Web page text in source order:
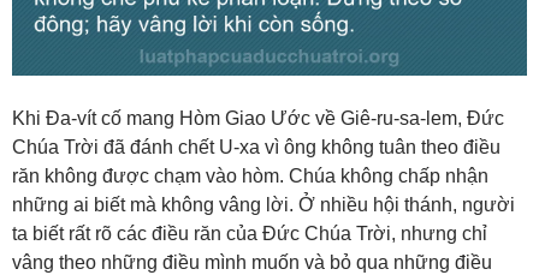
Khi Đa-vít cố mang Hòm Giao Ước về Giê-ru-sa-lem, Đức
Chúa Trời đã đánh chết U-xa vì ông không tuân theo điều
răn không được chạm vào hòm. Chúa không chấp nhận
những ai biết mà không vâng lời. Ở nhiều hội thánh, người
ta biết rất rõ các điều răn của Đức Chúa Trời, nhưng chỉ
vâng theo những điều mình muốn và bỏ qua những điều